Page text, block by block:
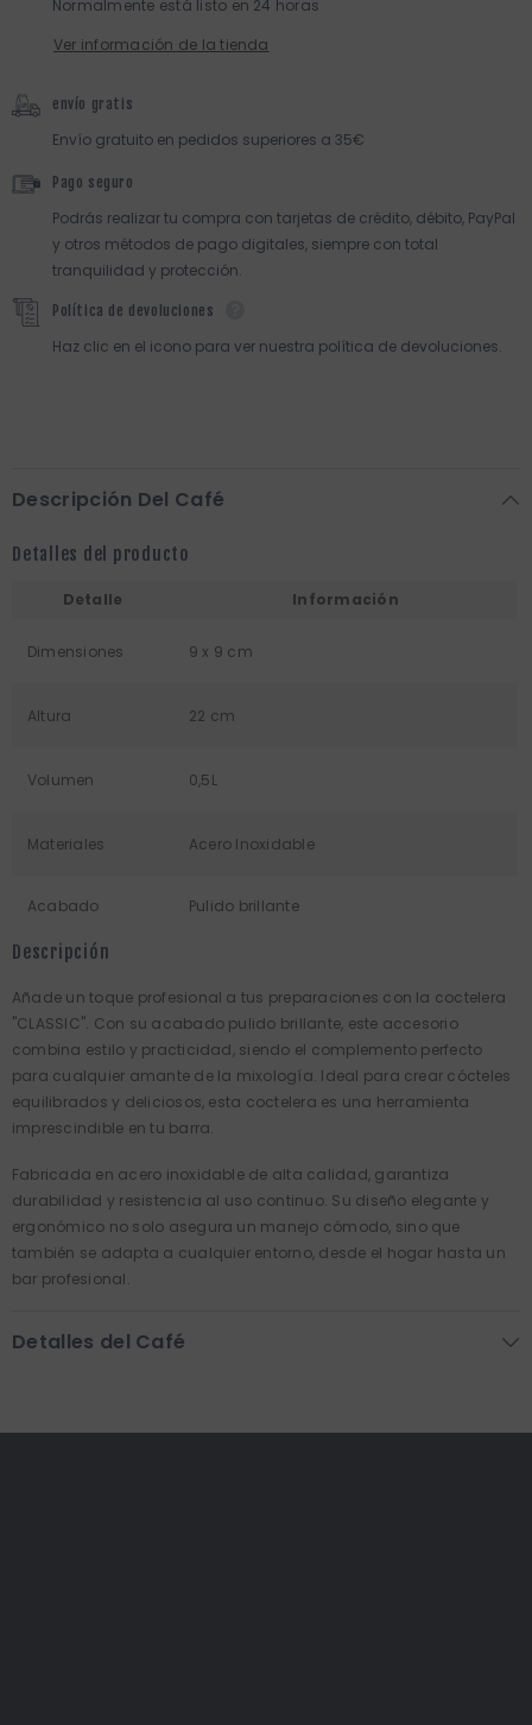
Normalmente está listo en 24 horas
Ver información de la tienda
envío gratis
Envío gratuito en pedidos superiores a 35€
Pago seguro
Podrás realizar tu compra con tarjetas de crédito, débito, PayPal
y otros métodos de pago digitales, siempre con total
tranquilidad y protección.
Política de devoluciones
Haz clic en el icono para ver nuestra política de devoluciones.
Descripción Del Café
Detalles del producto
Detalle Información
Dimensiones 9 x 9 cm
Altura 22 cm
Volumen 0,5L
Materiales Acero Inoxidable
Acabado Pulido brillante
Descripción
Añade un toque profesional a tus preparaciones con la coctelera
"CLASSIC". Con su acabado pulido brillante, este accesorio
combina estilo y practicidad, siendo el complemento perfecto
para cualquier amante de la mixología. Ideal para crear cócteles
equilibrados y deliciosos, esta coctelera es una herramienta
imprescindible en tu barra.
Fabricada en acero inoxidable de alta calidad, garantiza
durabilidad y resistencia al uso continuo. Su diseño elegante y
ergonómico no solo asegura un manejo cómodo, sino que
también se adapta a cualquier entorno, desde el hogar hasta un
bar profesional.
Detalles del Café